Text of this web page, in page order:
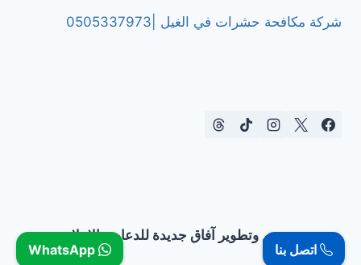
شركة مكافحة حشرات في الغيل |0505337973
تصميم وتطوير آفاق جديدة للدعاية والإعلان
اتصل بنا